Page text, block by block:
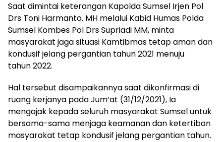
Saat dimintai keterangan Kapolda Sumsel Irjen Pol
Drs Toni Harmanto. MH melalui Kabid Humas Polda
Sumsel Kombes Pol Drs Supriadi MM, minta
masyarakat jaga situasi Kamtibmas tetap aman dan
kondusif jelang pergantian tahun 2021 menuju
tahun 2022.
Hal tersebut disampaikannya saat dikonfirmasi di
ruang kerjanya pada Jum’at (31/12/2021), Ia
mengajak kepada seluruh masyarakat Sumsel untuk
bersama-sama menjaga keamanan dan ketertiban
masyarakat tetap kondusif jelang pergantian tahun.